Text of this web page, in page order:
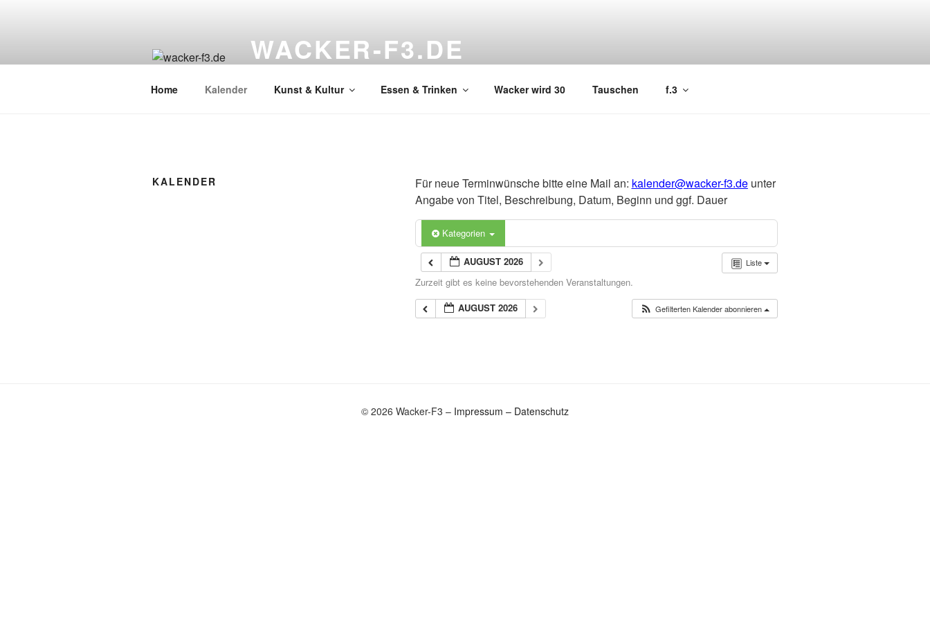
WACKER-F3.DE
Home Kalender Kunst & Kultur Essen & Trinken Wacker wird 30 Tauschen f.3
KALENDER Für neue Terminwünsche bitte eine Mail an: kalender@wacker-f3.deunter
Angabe von Titel, Beschreibung, Datum, Beginn und ggf. Dauer
Kategorien
Liste
AUGUST 2026
Zurzeit gibt es keine bevorstehenden Veranstaltungen.
AUGUST 2026
Gefilterten Kalender abonnieren
© 2026 Wacker-F3 – Impressum – Datenschutz